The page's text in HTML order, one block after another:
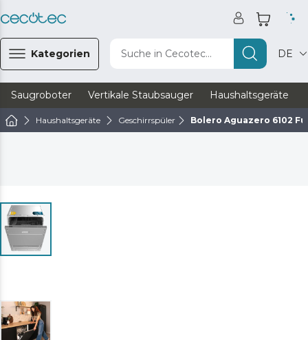
Kategorien Suche in Cecotec... DE
Saugroboter Vertikale Staubsauger Haushaltsgeräte
Haushaltsgeräte Geschirrspüler Bolero Aguazero 6102